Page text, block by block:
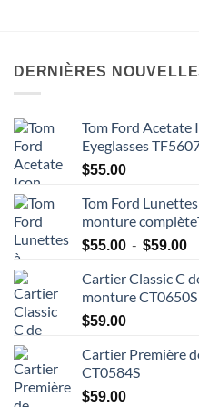
DERNIÈRES
Tom Ford Acetate
Eyeglasses
$55.00
Tom Ford
monture
$55.00 - $59.00
:
Cartier Classic C
monture CT0650S
$59.00
Cartier Première
CT0584S
$59.00